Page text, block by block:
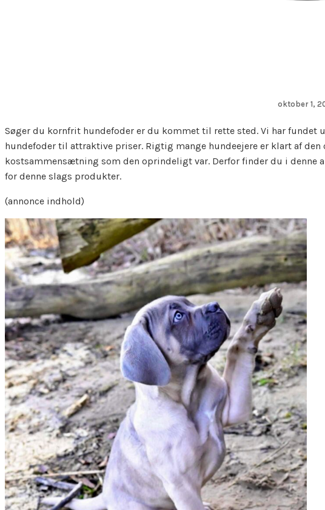
oktober 1,
Søger du kornfrit hundefoder er du kommet til rette sted. Vi har
hundefoder til attraktive priser. Rigtig mange hundeejere er klart af
kostsammensætning som den oprindeligt var. Derfor finder du i denne
for denne slags produkter.
(annonce indhold)